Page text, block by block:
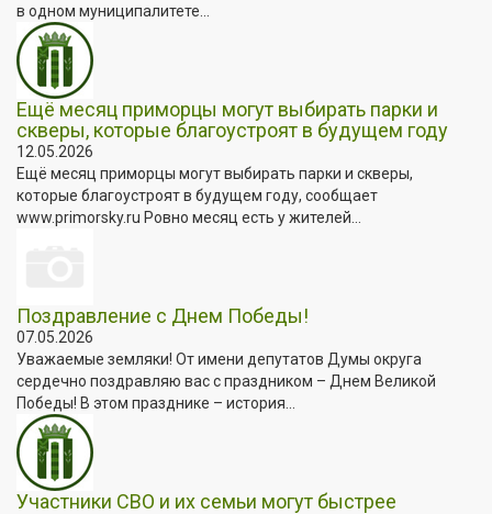
в одном муниципалитете...
Ещё месяц приморцы могут выбирать парки и
скверы, которые благоустроят в будущем году
12.05.2026
Ещё месяц приморцы могут выбирать парки и скверы,
которые благоустроят в будущем году, сообщает
www.primorsky.ru Ровно месяц есть у жителей...
Поздравление с Днем Победы!
07.05.2026
Уважаемые земляки! От имени депутатов Думы округа
сердечно поздравляю вас с праздником – Днем Великой
Победы! В этом празднике – история...
Участники СВО и их семьи могут быстрее